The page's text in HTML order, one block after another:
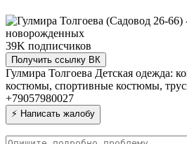
39K подписчиков
Получить ссылку ВК
Гулмира Толгоева Детская одежда:
костюмы, спортивные костюмы,
+79057980027